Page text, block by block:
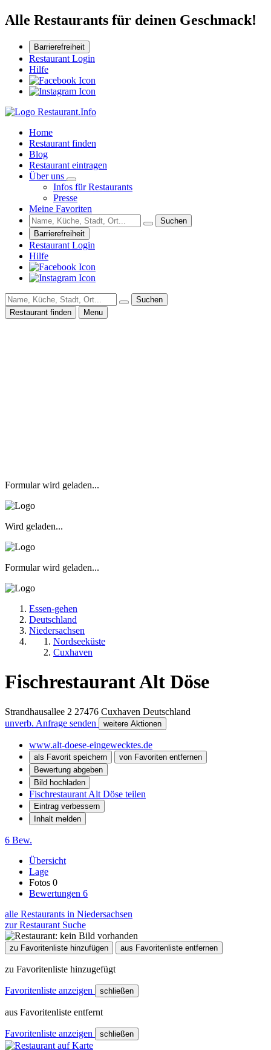
Alle Restaurants für deinen Geschmack!
Barrierefreiheit
Restaurant Login
Hilfe
Home
Restaurant finden
Blog
Restaurant eintragen
Über uns
Infos für Restaurants
Presse
Meine Favoriten
Suchen
Barrierefreiheit
Restaurant Login
Hilfe
Suchen
Restaurant finden
Menu
Formular wird geladen...
Wird geladen...
Formular wird geladen...
Essen-gehen
Deutschland
Niedersachsen
Nordseeküste
Cuxhaven
Fischrestaurant Alt Döse
Strandhausallee 2 27476 Cuxhaven Deutschland
unverb. Anfrage senden
weitere Aktionen
www.alt-doese-eingewecktes.de
als Favorit speichern
von Favoriten entfernen
Bewertung abgeben
Bild hochladen
Fischrestaurant Alt Döse teilen
Eintrag verbessern
Inhalt melden
6 Bew.
Übersicht
Lage
Fotos 0
Bewertungen 6
alle Restaurants in Niedersachsen
zur Restaurant Suche
zu Favoritenliste hinzufügen aus Favoritenliste entfernen
zu Favoritenliste hinzugefügt
Favoritenliste anzeigen schließen
aus Favoritenliste entfernt
Favoritenliste anzeigen schließen